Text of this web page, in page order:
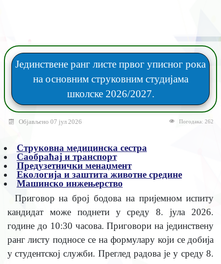
Јединствене ранг листе првог уписног рока
на основним струковним студијама
школске 2026/2027.
Објављено 07 јул 2026 Погодака: 262
Струковна медицинска сестра
Саобраћај и транспорт
Предузетнички менаџмент
Екологија и заштита животне средине
Машинско инжењерство
Приговор на број бодова на пријемном испиту
кандидат може поднети у среду 8. јула 2026.
године до 10:30 часова. Приговори на јединствену
ранг листу подносе се на формулару који се добија
у студентској служби. Преглед радова је у среду 8.